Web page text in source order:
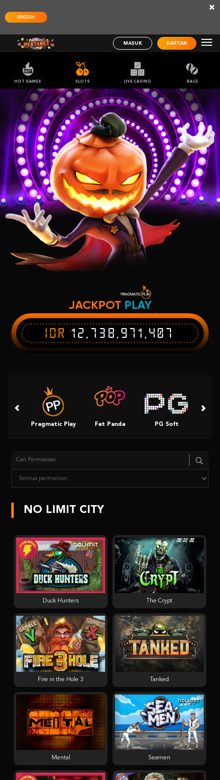
UNDUH
×
MASUK DAFTAR
HOT GAMES SLOTS LIVE CASINO RACE
JACKPOT PLAY
IDR 12,738,971,407
Pragmatic Play Fat Panda PG Soft
NO LIMIT CITY
Seamen
Duck Hunters
Fire in the Hole 3
Mental
The Crypt
Tanked